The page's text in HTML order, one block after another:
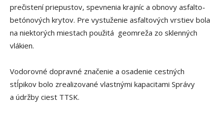
prečistení priepustov, spevnenia krajníc a obnovy asfalto-
betónových krytov. Pre vystuženie asfaltových vrstiev bola
na niektorých miestach použitá geomreža zo sklenných
vlákien.
Vodorovné dopravné značenie a osadenie cestných
stĺpikov bolo zrealizované vlastnými kapacitami Správy
a údržby ciest TTSK.